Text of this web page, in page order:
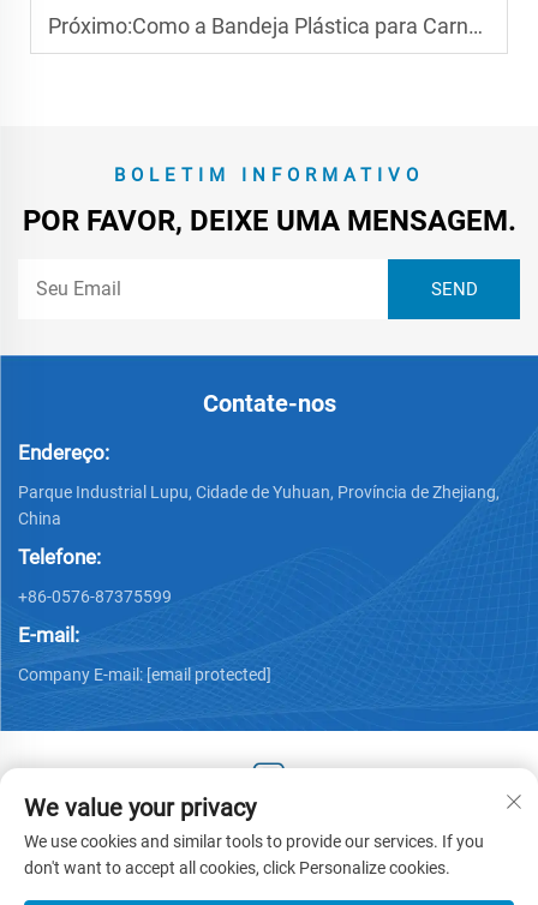
Próximo:Como a Bandeja Plástica para Carne Prolonga a Frescura para os Processadores de Carne?
BOLETIM INFORMATIVO
POR FAVOR, DEIXE UMA MENSAGEM.
Contate-nos
Endereço:
Parque Industrial Lupu, Cidade de Yuhuan, Província de Zhejiang,
China
Telefone:
+86-0576-87375599
E-mail:
Company E-mail: [email protected]
Copyright © 2025 by Zhejiang Hengjiang Plastic Co., Ltd. -
Política de privacidade
We value your privacy
We use cookies and similar tools to provide our services. If you
don't want to accept all cookies, click Personalize cookies.